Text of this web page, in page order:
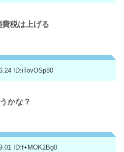
税は上げる
ID:iTovOSp80
かな？
ID:f+MOK2Bg0